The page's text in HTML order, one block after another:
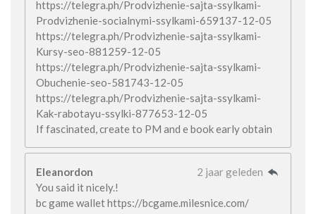
https://telegra.ph/Prodvizhenie-sajta-ssylkami-
Prodvizhenie-socialnymi-ssylkami-659137-12-05
https://telegra.ph/Prodvizhenie-sajta-ssylkami-
Kursy-seo-881259-12-05
https://telegra.ph/Prodvizhenie-sajta-ssylkami-
Obuchenie-seo-581743-12-05
https://telegra.ph/Prodvizhenie-sajta-ssylkami-
Kak-rabotayu-ssylki-877653-12-05
If fascinated, create to PM and e book early obtain
Eleanordon
2 jaar geleden
You said it nicely.!
bc game wallet https://bcgame.milesnice.com/